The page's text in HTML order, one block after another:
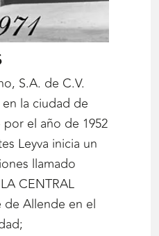
S.A. de C.V.
la ciudad de
el año de 1952
Leyva inicia un
llamado
CENTRAL
de Allende en el